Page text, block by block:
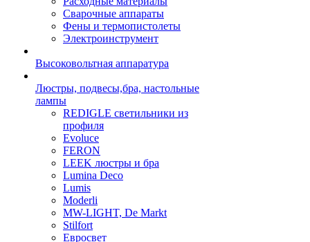
Сварочные аппараты
Фены и термопистолеты
Электроинструмент
Высоковольтная аппаратура
Люстры, подвесы,бра, настольные
лампы
REDIGLE светильники из
профиля
Evoluce
FERON
LEEK люстры и бра
Lumina Deco
Lumis
Moderli
MW-LIGHT, De Markt
Stilfort
Евросвет